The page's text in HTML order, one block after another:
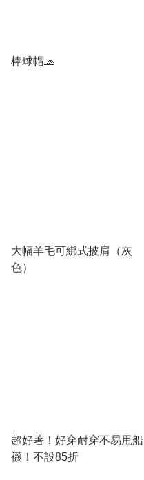
棒球帽🧢
大幅羊毛可綁式披肩（灰
色）
超好著！好穿耐穿不易甩船
襪！不設85折